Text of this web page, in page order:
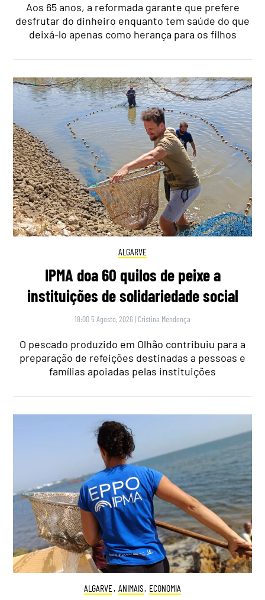
Aos 65 anos, a reformada garante que prefere
desfrutar do dinheiro enquanto tem saúde do que
deixá-lo apenas como herança para os filhos
ALGARVE
IPMA doa 60 quilos de peixe a
instituições de solidariedade social
18:00 5 Agosto, 2026 | Cristina Mendonça
O pescado produzido em Olhão contribuiu para a
preparação de refeições destinadas a pessoas e
famílias apoiadas pelas instituições
ALGARVE, ANIMAIS, ECONOMIA